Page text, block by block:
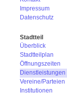
Impressum
Datenschutz
Stadtteil
Überblick
Stadtteilplan
Öffnungszeiten
Dienstleistungen
Vereine/Parteien
Institutionen